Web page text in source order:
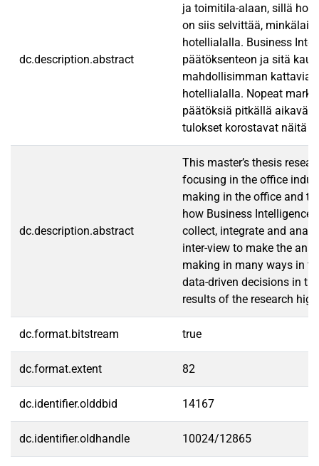
dc.description.abstract
ja toimitila-alaan, sillä
on siis selvittää,
hotellialalla. Business
päätöksenteon ja sitä
mahdollisimman kattavia
hotellialalla. Nopeat
päätöksiä pitkällä
tulokset korostavat näitä
dc.description.abstract
This master’s thesis
focusing in the office
making in the office and
how Business Intelligence
collect, integrate and
inter-view to make the
making in many ways in
data-driven decisions in
results of the research
dc.format.bitstream true
dc.format.extent 82
dc.identifier.olddbid 14167
dc.identifier.oldhandle 10024/12865